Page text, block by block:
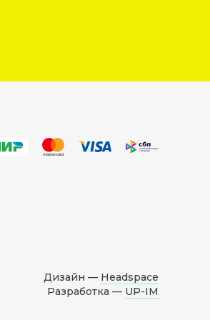
Дизайн — Headspace
Разработка — UP-IM